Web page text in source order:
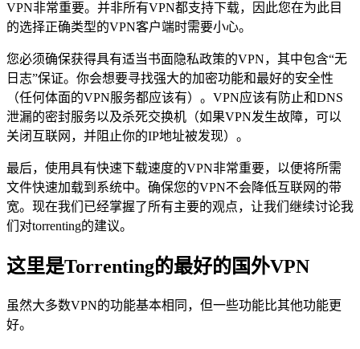
VPN非常重要。并非所有VPN都支持下载，因此您在为此目
的选择正确类型的VPN客户端时需要小心。
您必须确保获得具有适当书面隐私政策的VPN，其中包含“无
日志”保证。你会想要寻找强大的加密功能和最好的安全性
（任何体面的VPN服务都应该有）。VPN应该有防止和DNS
泄漏的密封服务以及杀死交换机（如果VPN发生故障，可以
关闭互联网，并阻止你的IP地址被发现）。
最后，使用具有快速下载速度的VPN非常重要，以便将所需
文件快速加载到系统中。确保您的VPN不会降低互联网的带
宽。现在我们已经掌握了所有主要的观点，让我们继续讨论我
们对torrenting的建议。
这里是Torrenting的最好的国外VPN
虽然大多数VPN的功能基本相同，但一些功能比其他功能更
好。